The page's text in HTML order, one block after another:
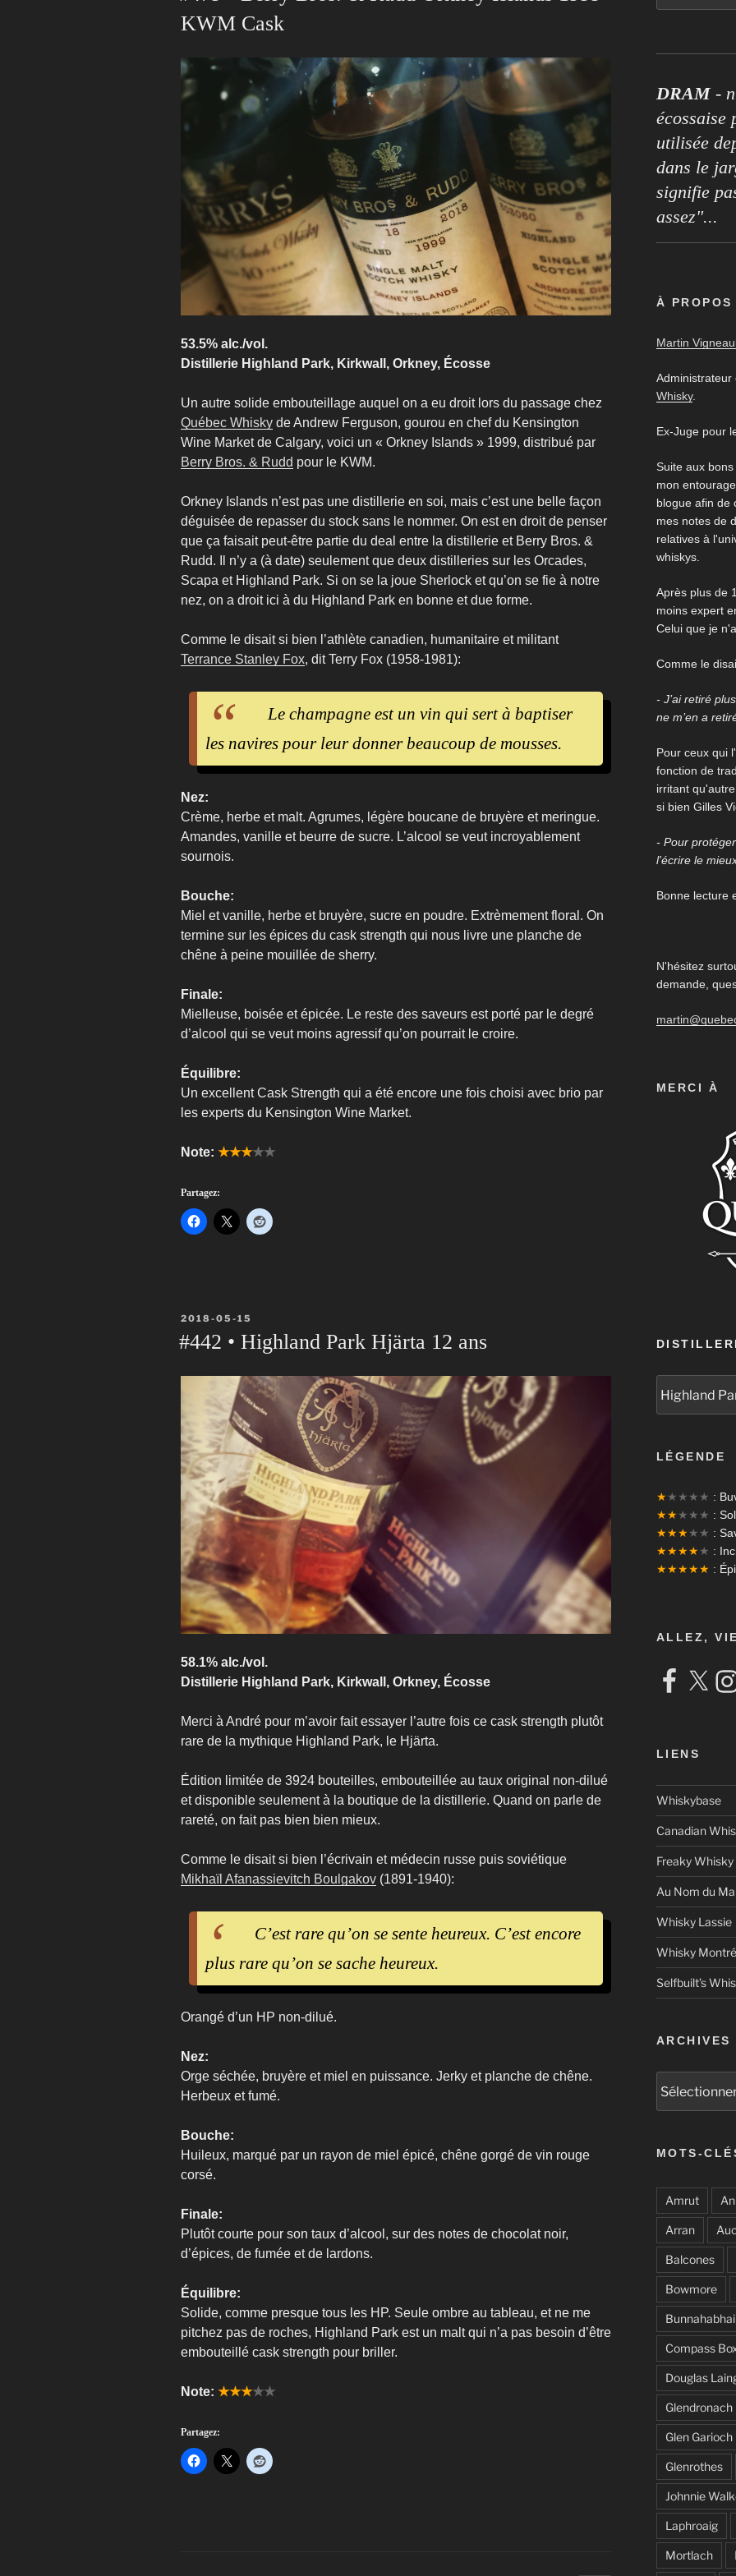
KWM Cask
53.5% alc./vol.
Distillerie Highland Park, Kirkwall, Orkney, Écosse
Un autre solide embouteillage auquel on a eu droit lors du passage chez
Québec Whisky de Andrew Ferguson, gourou en chef du Kensington
Wine Market de Calgary, voici un « Orkney Islands » 1999, distribué par
Berry Bros. & Rudd pour le KWM.
Orkney Islands n’est pas une distillerie en soi, mais c’est une belle façon
déguisée de repasser du stock sans le nommer. On est en droit de penser
que ça faisait peut-être partie du deal entre la distillerie et Berry Bros. &
Rudd. Il n’y a (à date) seulement que deux distilleries sur les Orcades,
Scapa et Highland Park. Si on se la joue Sherlock et qu’on se fie à notre
nez, on a droit ici à du Highland Park en bonne et due forme.
Comme le disait si bien l’athlète canadien, humanitaire et militant
Terrance Stanley Fox, dit Terry Fox (1958-1981):
Le champagne est un vin qui sert à baptiser
les navires pour leur donner beaucoup de mousses.
Nez:
Crème, herbe et malt. Agrumes, légère boucane de bruyère et meringue.
Amandes, vanille et beurre de sucre. L’alcool se veut incroyablement
sournois.
Bouche:
Miel et vanille, herbe et bruyère, sucre en poudre. Extrèmement floral. On
termine sur les épices du cask strength qui nous livre une planche de
chêne à peine mouillée de sherry.
Finale:
Mielleuse, boisée et épicée. Le reste des saveurs est porté par le degré
d’alcool qui se veut moins agressif qu’on pourrait le croire.
Équilibre:
Un excellent Cask Strength qui a été encore une fois choisi avec brio par
les experts du Kensington Wine Market.
Note: ★★★★★
Partagez:
PUBLIÉ
2018-05-15
#442 • Highland Park Hjärta 12 ans
58.1% alc./vol.
Distillerie Highland Park, Kirkwall, Orkney, Écosse
Merci à André pour m’avoir fait essayer l’autre fois ce cask strength plutôt
rare de la mythique Highland Park, le Hjärta.
Édition limitée de 3924 bouteilles, embouteillée au taux original non-dilué
et disponible seulement à la boutique de la distillerie. Quand on parle de
rareté, on fait pas bien bien mieux.
Comme le disait si bien l’écrivain et médecin russe puis soviétique
Mikhaïl Afanassievitch Boulgakov (1891-1940):
C’est rare qu’on se sente heureux. C’est encore
plus rare qu’on se sache heureux.
Orangé d’un HP non-dilué.
Nez:
Orge séchée, bruyère et miel en puissance. Jerky et planche de chêne.
Herbeux et fumé.
Bouche:
Huileux, marqué par un rayon de miel épicé, chêne gorgé de vin rouge
corsé.
Finale:
Plutôt courte pour son taux d’alcool, sur des notes de chocolat noir,
d’épices, de fumée et de lardons.
Équilibre:
Solide, comme presque tous les HP. Seule ombre au tableau, et ne me
pitchez pas de roches, Highland Park est un malt qui n’a pas besoin d’être
embouteillé cask strength pour briller.
Note: ★★★★★
Partagez:
DRAM-
écossaise
utilisée
dans le
signifie
assez"...
À PROPOS
Martin
Whisky.
Ex-Juge pour
Suite aux
mon
blogue afin de
mes notes de
relatives à
whiskys.
Après plus de
moins expert
Celui que je
Comme le
- J’ai retiré
ne m’en a
Pour ceux qui
fonction de
irritant
si bien Gilles
- Pour
l'écrire le
Bonne lecture
N'hésitez
demande,
MERCI À
LÉGENDE
★★★★★ :
★★★★★ :
★★★★★ :
★★★★★ :
★★★★★ :
ALLEZ,
Facebook
X
LIENS
Whiskybase
Canadian
Freaky Whisky
Au Nom du
Whisky Lassie
Whisky
Selfbuilt’s
ARCHIVES
MOTS-
Amrut
Arran
Balcones
Bowmore
Compass
Douglas
Glendronach
Glen Garioch
Glenrothes
Johnnie
Laphroaig
Mortlach